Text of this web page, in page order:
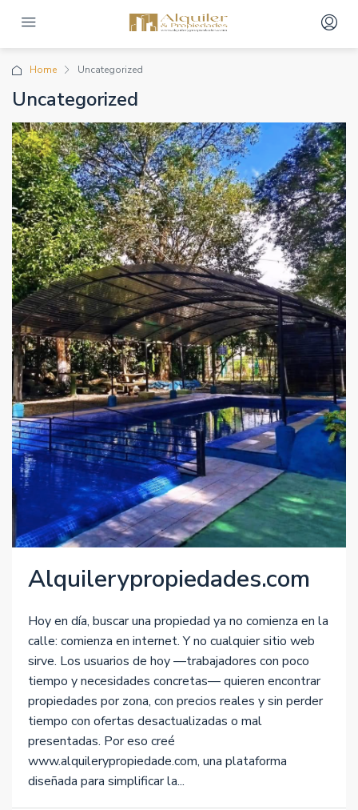
Home Uncategorized
Uncategorized
Alquilerypropiedades.com
Hoy en día, buscar una propiedad ya no comienza en la
calle: comienza en internet. Y no cualquier sitio web
sirve. Los usuarios de hoy —trabajadores con poco
tiempo y necesidades concretas— quieren encontrar
propiedades por zona, con precios reales y sin perder
tiempo con ofertas desactualizadas o mal
presentadas. Por eso creé
www.alquilerypropiedade.com, una plataforma
diseñada para simplificar la...